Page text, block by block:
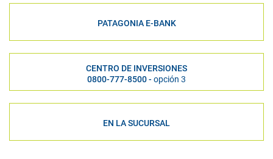
PATAGONIA E-BANK
CENTRO DE INVERSIONES
0800-777-8500 - opción 3
EN LA SUCURSAL